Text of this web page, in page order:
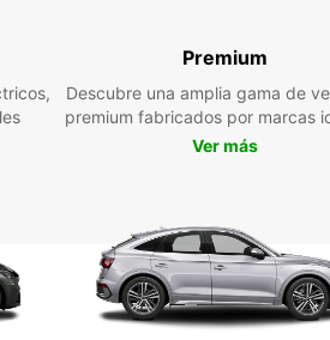
de la
todos
Premium
Descubre una amplia gama de
premium fabricados por marcas
Ver más